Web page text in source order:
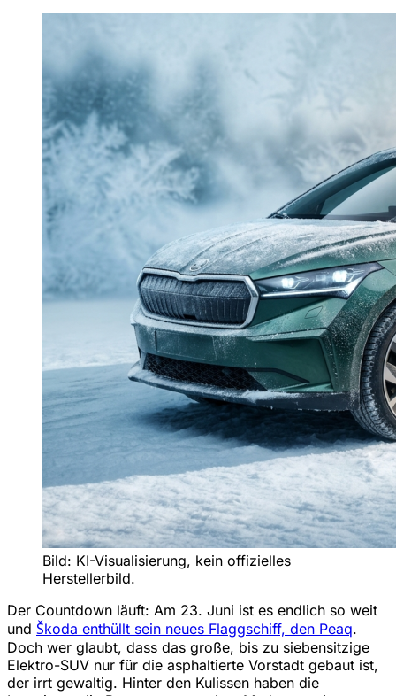
Bild: KI-Visualisierung, kein offizielles
Herstellerbild.
Der Countdown läuft: Am 23. Juni ist es endlich so weit
und Škoda enthüllt sein neues Flaggschiff, den Peaq.
Doch wer glaubt, dass das große, bis zu siebensitzige
Elektro-SUV nur für die asphaltierte Vorstadt gebaut ist,
der irrt gewaltig. Hinter den Kulissen haben die